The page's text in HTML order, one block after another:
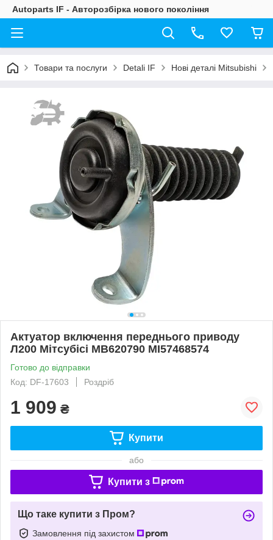
Autoparts IF - Авторозбірка нового покоління
Товари та послуги Detali IF Нові деталі Mitsubishi
Актуатор включення переднього приводу
Л200 Мітсубісі MB620790 MI57468574
Готово до відправки
Код: DF-17603
Роздріб
1 909 ₴
Купити
або
Купити з
Що таке купити з Пром?
Замовлення під захистом